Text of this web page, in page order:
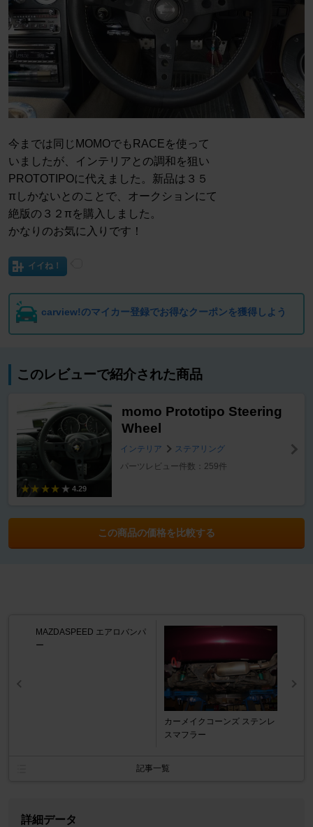
今までは同じMOMOでもRACEを使って
いましたが、インテリアとの調和を狙い
PROTOTIPOに代えました。新品は３５
πしかないとのことで、オークションにて
絶版の３２πを購入しました。
かなりのお気に入りです！
イイね！
carview!のマイカー登録でお得なクーポンを獲得しよう
このレビューで紹介された商品
4.29
momo Prototipo Steering
Wheel
インテリア
ステアリング
パーツレビュー件数：259件
この商品の価格を比較する
MAZDASPEED エアロバンパ
ー
カーメイクコーンズ ステンレ
スマフラー
記事一覧
詳細データ